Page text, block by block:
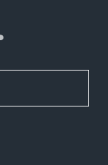
SoundCloud